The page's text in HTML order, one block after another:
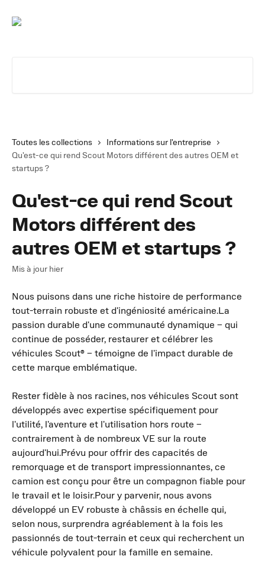
Toutes les collections
Informations sur l'entreprise
Qu'est-ce qui rend Scout Motors différent des autres OEM et
startups ?
Qu'est-ce qui rend Scout
Motors différent des
autres OEM et startups ?
Mis à jour hier
Nous puisons dans une riche histoire de performance
tout-terrain robuste et d'ingéniosité américaine.La
passion durable d'une communauté dynamique – qui
continue de posséder, restaurer et célébrer les
véhicules Scout® – témoigne de l'impact durable de
cette marque emblématique.
Rester fidèle à nos racines, nos véhicules Scout sont
développés avec expertise spécifiquement pour
l'utilité, l'aventure et l'utilisation hors route –
contrairement à de nombreux VE sur la route
aujourd'hui.Prévu pour offrir des capacités de
remorquage et de transport impressionnantes, ce
camion est conçu pour être un compagnon fiable pour
le travail et le loisir.Pour y parvenir, nous avons
développé un EV robuste à châssis en échelle qui,
selon nous, surprendra agréablement à la fois les
passionnés de tout-terrain et ceux qui recherchent un
véhicule polyvalent pour la famille en semaine.